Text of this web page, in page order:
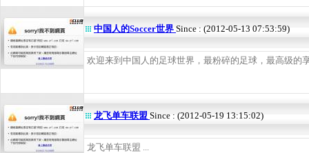
中国人的Soccer世界 Since : (2012-05-13 07:53:59)
欢迎来到中国人的足球世界，最粉碎的足球，最高级的
龙飞单车联盟 Since : (2012-05-19 13:15:02)
龙飞单车联盟 ...